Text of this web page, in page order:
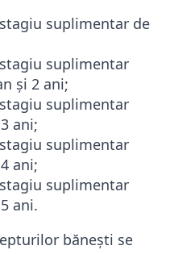
suplimentar de
suplimentar
și 2 ani;
suplimentar
ani;
suplimentar
ani;
suplimentar
ani.
bănești se